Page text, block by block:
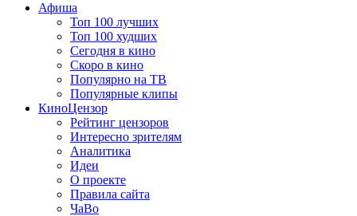
Афиша
Топ 100 лучших
Топ 100 худших
Сегодня в кино
Скоро в кино
Популярно на ТВ
Популярные клипы
КиноЦензор
Рейтинг цензоров
Интересно зрителям
Аналитика
Идеи
О проекте
Правила сайта
ЧаВо